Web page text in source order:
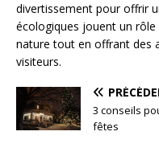
divertissement pour offrir
écologiques jouent un
nature tout en offrant des
visiteurs.
3 conseils
fêtes